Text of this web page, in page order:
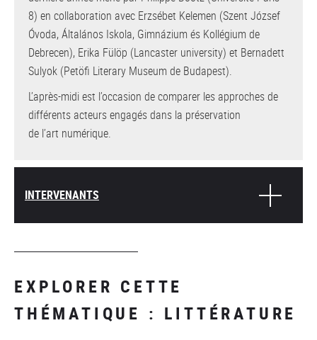
8) en collaboration avec Erzsébet Kelemen (Szent József
Óvoda, Általános Iskola, Gimnázium és Kollégium de
Debrecen), Erika Fülöp (Lancaster university) et Bernadett
Sulyok (Petöfi Literary Museum de Budapest).
L’après-midi est l’occasion de comparer les approches de
différents acteurs engagés dans la préservation
de l’art numérique.
INTERVENANTS
EXPLORER CETTE
THÉMATIQUE : LITTÉRATURE